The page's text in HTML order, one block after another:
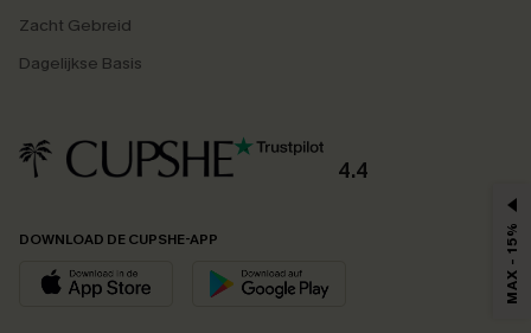
Zacht Gebreid
Dagelijkse Basis
4.4
DOWNLOAD DE CUPSHE-APP MAX - 15%